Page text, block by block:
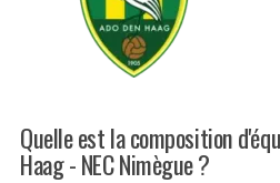
Quelle est la composition
Haag - NEC Nimègue ?